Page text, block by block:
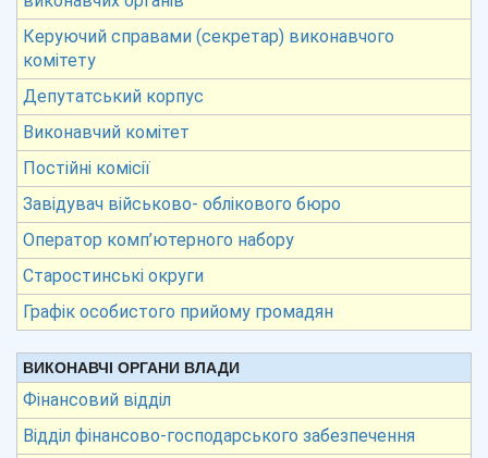
Керуючий справами (секретар) виконавчого
комітету
Депутатський корпус
Виконавчий комітет
Постійні комісії
Завідувач військово- облікового бюро
Оператор комп’ютерного набору
Старостинські округи
Графік особистого прийому громадян
ВИКОНАВЧІ ОРГАНИ ВЛАДИ
Фінансовий відділ
Відділ фінансово-господарського забезпечення